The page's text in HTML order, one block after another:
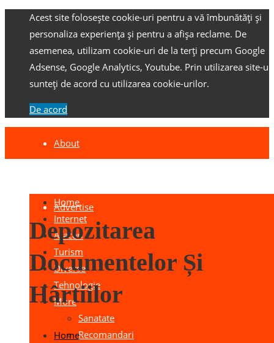
Acest site folosește cookie-uri pentru a vă îmbunătăți și
personaliza experiența și pentru a afișa reclame. De
asemenea, utilizam cookie-uri de la terți precum Google
Adsense, Google Analytics, Youtube. Prin utilizarea site-
sunteți de acord cu utilizarea cookie-urilor.
De acord
About
Advertise
Home
Internet
Afaceri
Turism
Diverse
Tehnologie
More
Sanatate
Recomandari
Depozitarea
Documentelor Și
Hârtiilor
Home